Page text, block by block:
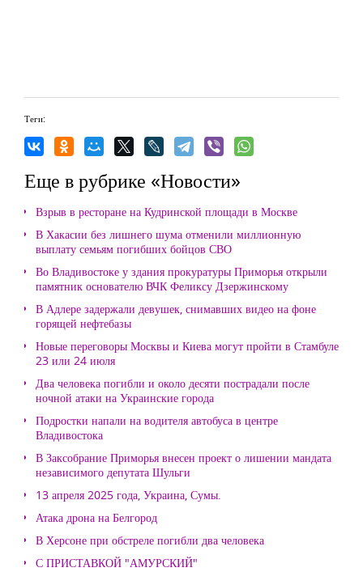
Теги:
Еще в рубрике «Новости»
Взрыв в ресторане на Кудринской площади в Москве
В Хакасии без лишнего шума отменили миллионную
выплату семьям погибших бойцов СВО
Во Владивостоке у здания прокуратуры Приморья открыли
памятник основателю ВЧК Феликсу Дзержинскому
В Адлере задержали девушек, снимавших видео на фоне
горящей нефтебазы
Новые переговоры Москвы и Киева могут пройти в Стамбуле
23 или 24 июля
Два человека погибли и около десяти пострадали после
ночной атаки на Украинские города
Подростки напали на водителя автобуса в центре
Владивостока
В Заксобрание Приморья внесен проект о лишении мандата
независимого депутата Шульги
13 апреля 2025 года, Украина, Сумы.
Атака дрона на Белгород
В Херсоне при обстреле погибли два человека
С ПРИСТАВКОЙ "АМУРСКИЙ"